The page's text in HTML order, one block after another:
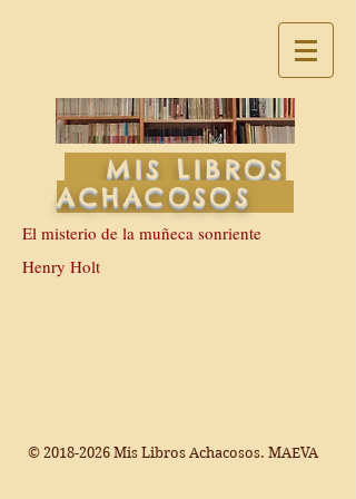
MIS LIBROS
ACHACOSOS
El misterio de la muñeca sonriente
Henry Holt
© 2018-2026 Mis Libros Achacosos. MAEVA